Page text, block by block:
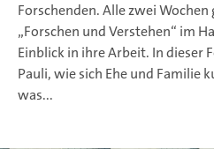
Forschenden. Alle zwei
„Forschen und Verstehen“ im
Einblick in ihre Arbeit. In dieser
Pauli, wie sich Ehe und Familie
was...